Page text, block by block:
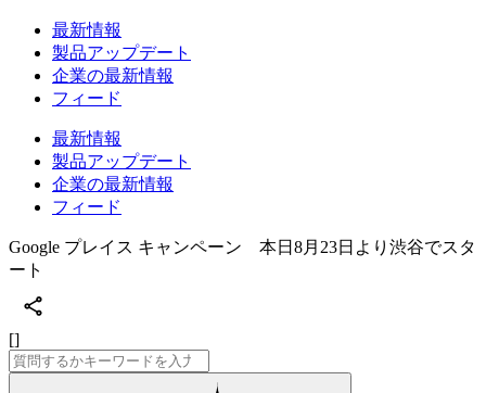
最新情報
製品アップデート
企業の最新情報
フィード
最新情報
製品アップデート
企業の最新情報
フィード
Google プレイス キャンペーン 本日8月23日より渋谷でスタ
ート
[]